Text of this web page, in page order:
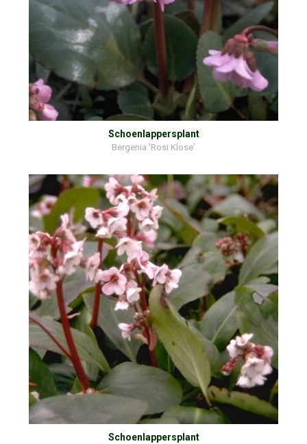
Schoenlappersplant
Bergenia 'Rosi Klose'
Schoenlappersplant